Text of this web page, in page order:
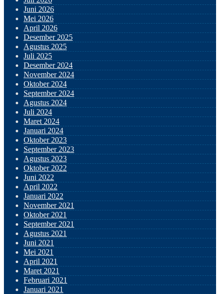
Juni 2026
Mei 2026
April 2026
Desember 2025
Agustus 2025
Juli 2025
Desember 2024
November 2024
Oktober 2024
September 2024
Agustus 2024
Juli 2024
Maret 2024
Januari 2024
Oktober 2023
September 2023
Agustus 2023
Oktober 2022
Juni 2022
April 2022
Januari 2022
November 2021
Oktober 2021
September 2021
Agustus 2021
Juni 2021
Mei 2021
April 2021
Maret 2021
Februari 2021
Januari 2021